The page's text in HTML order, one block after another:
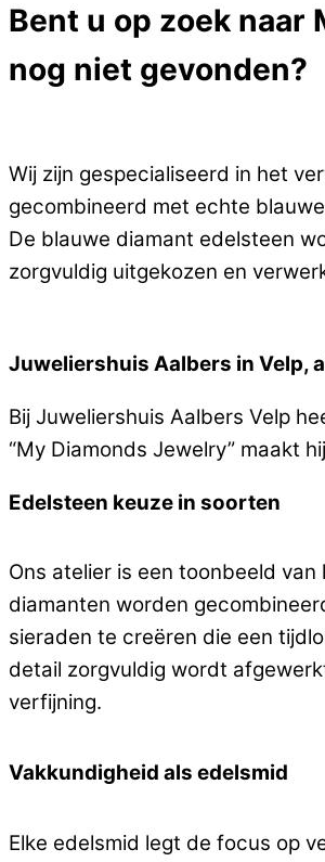
Bent u op zoek
nog niet gevonden?
Wij zijn gespecialiseerd in het
gecombineerd met echte
De blauwe diamant edelsteen
zorgvuldig uitgekozen en
Juweliershuis Aalbers in Velp,
Bij Juweliershuis Aalbers Velp
“My Diamonds Jewelry” maakt
Edelsteen keuze in soorten
Ons atelier is een toonbeeld
diamanten worden
sieraden te creëren die een
detail zorgvuldig wordt
verfijning.
Vakkundigheid als edelsmid
Elke edelsmid legt de focus op